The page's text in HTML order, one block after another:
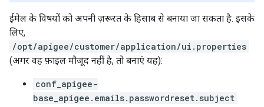
ईमेल के विषयों को अपनी ज़रूरत के हिसाब से बनाया जा सकता है. इसके
लिए,
/opt/apigee/customer/application/ui.properties
(अगर वह फ़ाइल मौजूद नहीं है, तो बनाएं यह):
conf_apigee-
base_apigee.emails.passwordreset.subject